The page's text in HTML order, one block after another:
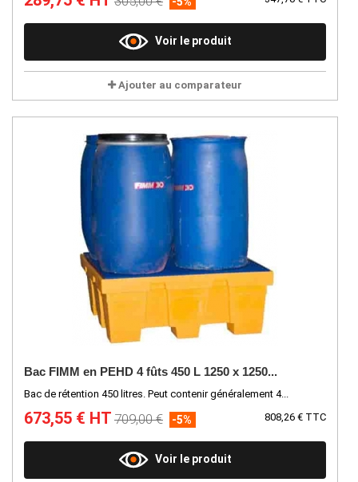
Voir le produit
Ajouter au comparateur
Bac FIMM en PEHD 4 fûts 450 L 1250 x 1250...
Bac de rétention 450 litres. Peut contenir généralement 4...
673,55 € HT 808,26 € TTC
709,00 € -5%
Voir le produit